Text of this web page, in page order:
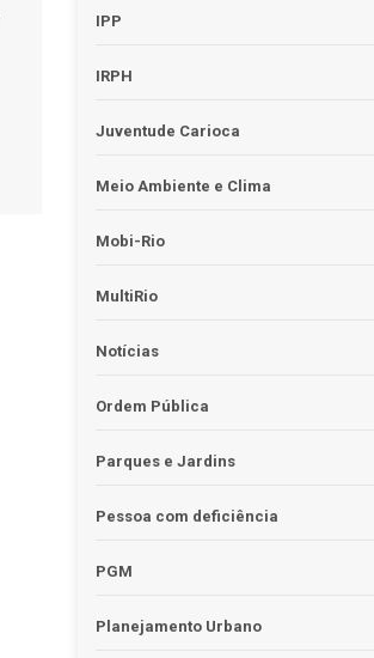
IPP
IRPH
Juventude Carioca
Meio Ambiente e Clima
Mobi-Rio
MultiRio
Notícias
Ordem Pública
Parques e Jardins
Pessoa com deficiência
PGM
Planejamento Urbano